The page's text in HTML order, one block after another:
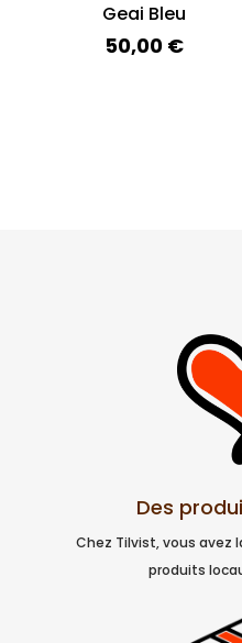
Geai Bleu
50,00 €
Des
Chez Tilvist, vous avez
produits